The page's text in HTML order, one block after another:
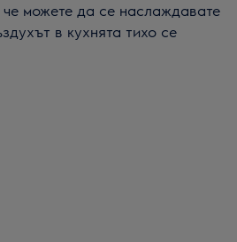
можете да се наслаждавате
в кухнята тихо се